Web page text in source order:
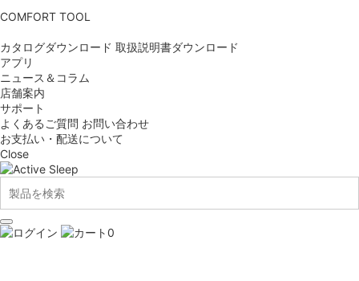
COMFORT TOOL
カタログダウンロード 取扱説明書ダウンロード
アプリ
ニュース＆コラム
店舗案内
サポート
よくあるご質問 お問い合わせ
お支払い・配送について
Close
0